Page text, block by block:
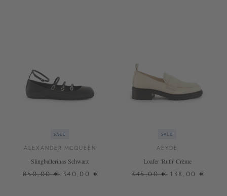
SALE
ALEXANDER MCQUEEN
Slingballerinas Schwarz
850,00 € 340,00 €
SALE
AEYDE
Loafer 'Ruth' Crème
345,00 € 138,00 €